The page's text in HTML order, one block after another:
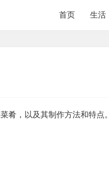
首页 生活
肴，以及其制作方法和特点。